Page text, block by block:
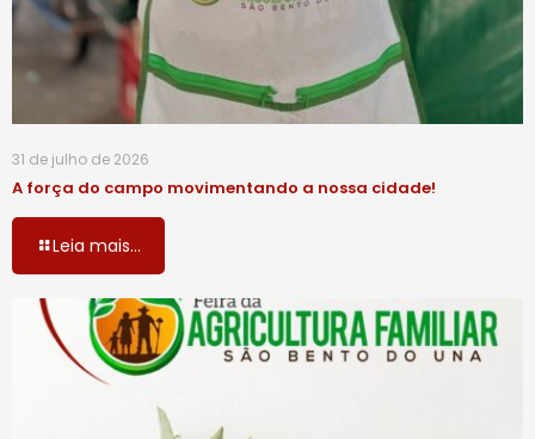
31 de julho de 2026
A força do campo movimentando a nossa cidade!
Leia mais...